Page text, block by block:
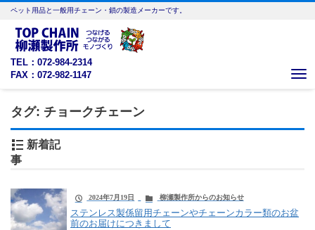
ペット用品と一般用チェーン・鎖の製造メーカーです。
TEL：072-984-2314
FAX：072-982-1147
タグ: チョークチェーン
新着記
事
2024年7月19日 柳瀬製作所からのお知らせ
ステンレス製係留用チェーンやチェーンカラー類のお盆
前のお届けにつきまして